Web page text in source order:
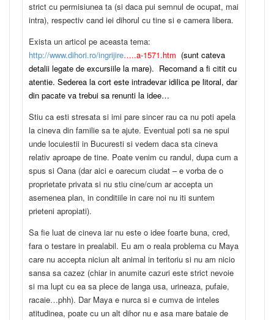
strict cu permisiunea ta (si daca pui semnul de ocupat, mai
intra), respectiv cand iei dihorul cu tine si e camera libera.
Exista un articol pe aceasta tema:
http://www.dihori.ro/ingrijire…..a-1571.htm (sunt cateva
detalii legate de excursiile la mare). Recomand a fi citit cu
atentie. Sederea la cort este intradevar idilica pe litoral, dar
din pacate va trebui sa renunti la idee…
Stiu ca esti stresata si imi pare sincer rau ca nu poti apela
la cineva din familie sa te ajute. Eventual poti sa ne spui
unde locuiestii in Bucuresti si vedem daca sta cineva
relativ aproape de tine. Poate venim cu randul, dupa cum a
spus si Oana (dar aici e oarecum ciudat – e vorba de o
proprietate privata si nu stiu cine/cum ar accepta un
asemenea plan, in conditiile in care noi nu iti suntem
prieteni apropiati).
Sa fie luat de cineva iar nu este o idee foarte buna, cred,
fara o testare in prealabil. Eu am o reala problema cu Maya
care nu accepta niciun alt animal in teritoriu si nu am nicio
sansa sa cazez (chiar in anumite cazuri este strict nevoie
si ma lupt cu ea sa plece de langa usa, urineaza, pufaie,
racaie…phh). Dar Maya e nurca si e cumva de inteles
atitudinea, poate cu un alt dihor nu e asa mare bataie de